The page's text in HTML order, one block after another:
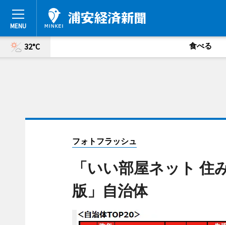
32°C 食べる
フォトフラッシュ
「いい部屋ネット
版」自治体